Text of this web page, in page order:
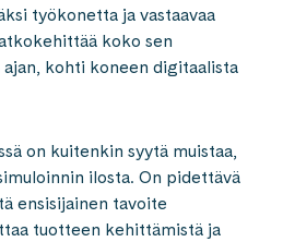
työkonetta ja vastaavaa
koko sen
kohti koneen digitaalista
on kuitenkin syytä muistaa,
ilosta. On pidettävä
ensisijainen tavoite
tuotteen kehittämistä ja